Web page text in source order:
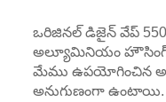
ఒరిజినల్ డిజైన్ వేప్
అల్యూమినియం
మేము ఉపయోగించిన
అనుగుణంగా ఉంటాయి.